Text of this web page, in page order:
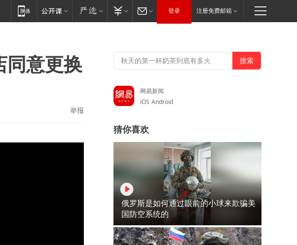
登录 注册免费邮箱
同意更换
举报
网易新闻
iOS Android
猜你喜欢
俄罗斯是如何通过眼前的小球来欺骗美
国防空系统的